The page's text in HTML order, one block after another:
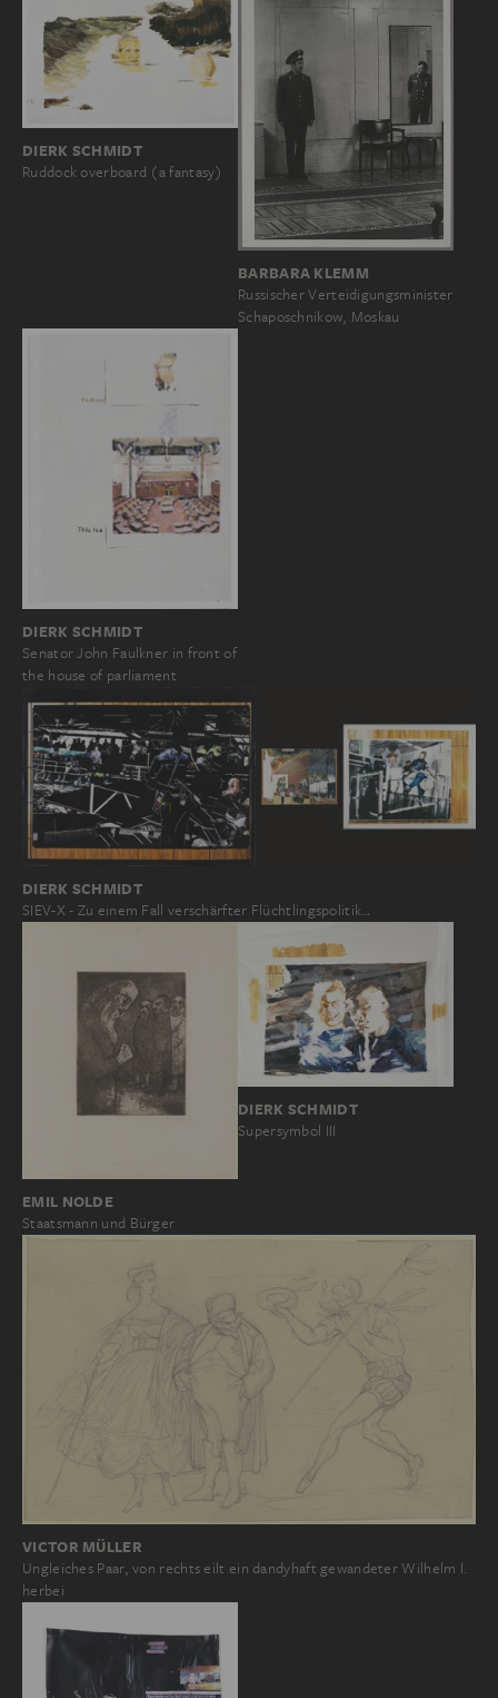
DIERK SCHMIDT
Ruddock overboard (a fantasy)
BARBARA KLEMM
Russischer Verteidigungsminister
Schaposchnikow, Moskau
DIERK SCHMIDT
Senator John Faulkner in front of
the house of parliament
DIERK SCHMIDT
SIEV-X - Zu einem Fall verschärfter Flüchtlingspolitik…
EMIL NOLDE
Staatsmann und Bürger
DIERK SCHMIDT
Supersymbol III
VICTOR MÜLLER
Ungleiches Paar, von rechts eilt ein dandyhaft gewandeter Wilhelm I.
herbei